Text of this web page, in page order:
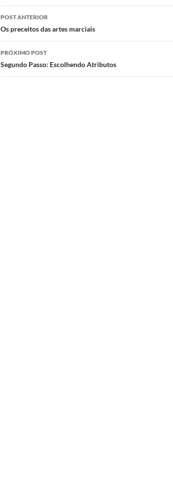
Navegação
de
posts
POST ANTERIOR
Os preceitos das artes marciais
PRÓXIMO POST
Segundo Passo: Escolhendo Atributos